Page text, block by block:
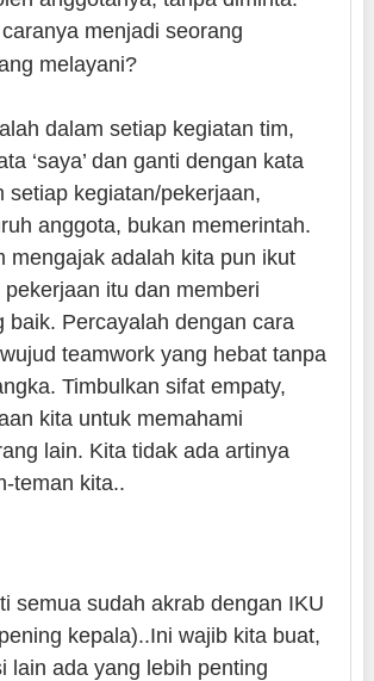
menjadi seorang
melayani?
dalam setiap kegiatan tim,
‘saya’ dan ganti dengan kata
setiap kegiatan/pekerjaan,
anggota, bukan memerintah.
mengajak adalah kita pun ikut
itu dan memberi
baik. Percayalah dengan cara
teamwork yang hebat tanpa
Timbulkan sifat empaty,
kita untuk memahami
lain. Kita tidak ada artinya
teman kita..
semua sudah akrab dengan IKU
kepala)..Ini wajib kita buat,
lain ada yang lebih penting